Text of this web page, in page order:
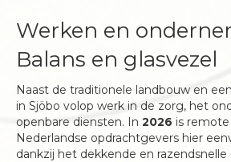
Werken en
Balans en glasvezel
Naast de traditionele landbouw en
in Sjöbo volop werk in de zorg, het
openbare diensten. In 2026 is
Nederlandse opdrachtgevers hier
dankzij het dekkende en